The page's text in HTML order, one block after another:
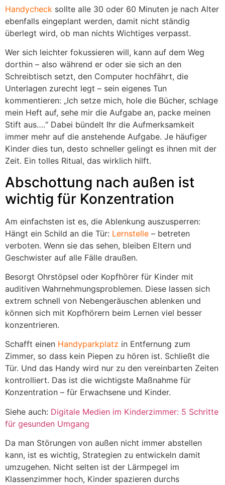
Handycheck sollte alle 30 oder 60 Minuten je nach Alter
ebenfalls eingeplant werden, damit nicht ständig
überlegt wird, ob man nichts Wichtiges verpasst.
Wer sich leichter fokussieren will, kann auf dem Weg
dorthin – also während er oder sie sich an den
Schreibtisch setzt, den Computer hochfährt, die
Unterlagen zurecht legt – sein eigenes Tun
kommentieren: „Ich setze mich, hole die Bücher, schlage
mein Heft auf, sehe mir die Aufgabe an, packe meinen
Stift aus….“ Dabei bündelt Ihr die Aufmerksamkeit
immer mehr auf die anstehende Aufgabe. Je häufiger
Kinder dies tun, desto schneller gelingt es ihnen mit der
Zeit. Ein tolles Ritual, das wirklich hilft.
Abschottung nach außen ist
wichtig für Konzentration
Am einfachsten ist es, die Ablenkung auszusperren:
Hängt ein Schild an die Tür: Lernstelle – betreten
verboten. Wenn sie das sehen, bleiben Eltern und
Geschwister auf alle Fälle draußen.
Besorgt Ohrstöpsel oder Kopfhörer für Kinder mit
auditiven Wahrnehmungsproblemen. Diese lassen sich
extrem schnell von Nebengeräuschen ablenken und
können sich mit Kopfhörern beim Lernen viel besser
konzentrieren.
Schafft einen Handyparkplatz in Entfernung zum
Zimmer, so dass kein Piepen zu hören ist. Schließt die
Tür. Und das Handy wird nur zu den vereinbarten Zeiten
kontrolliert. Das ist die wichtigste Maßnahme für
Konzentration – für Erwachsene und Kinder.
Siehe auch: Digitale Medien im Kinderzimmer: 5 Schritte
für gesunden Umgang
Da man Störungen von außen nicht immer abstellen
kann, ist es wichtig, Strategien zu entwickeln damit
umzugehen. Nicht selten ist der Lärmpegel im
Klassenzimmer hoch, Kinder spazieren durchs